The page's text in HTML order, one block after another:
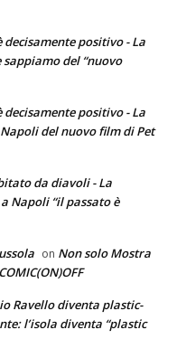
decisamente positivo - La
del “nuovo
decisamente positivo - La
del nuovo film di Pet
da diavoli - La
Napoli “il passato è
on Non solo Mostra
Ravello diventa plastic-
l’isola diventa “plastic